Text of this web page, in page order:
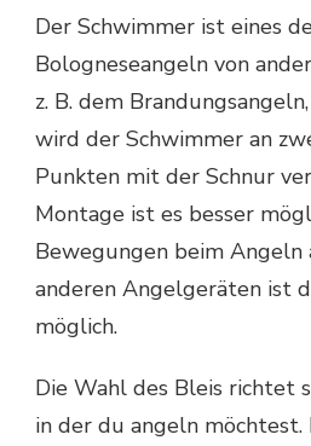
Der Schwimmer ist eines
Bologneseangeln von
z. B. dem
wird der Schwimmer an
Punkten mit der Schnur
Montage ist es besser
Bewegungen beim Angeln
anderen Angelgeräten ist
möglich.
Die Wahl des Bleis richtet
in der du angeln